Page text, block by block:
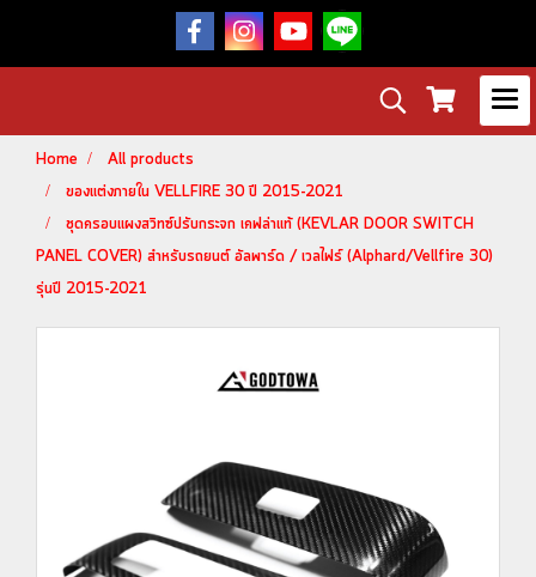
Home
All products
ของแต่งภายใน VELLFIRE 30 ปี 2015-2021
ชุดครอบแผงสวิทซ์ปรับกระจก เคฟล่าแท้ (KEVLAR DOOR SWITCH
PANEL COVER) สำหรับรถยนต์ อัลพาร์ด / เวลไฟร์ (Alphard/Vellfire 30)
รุ่นปี 2015-2021